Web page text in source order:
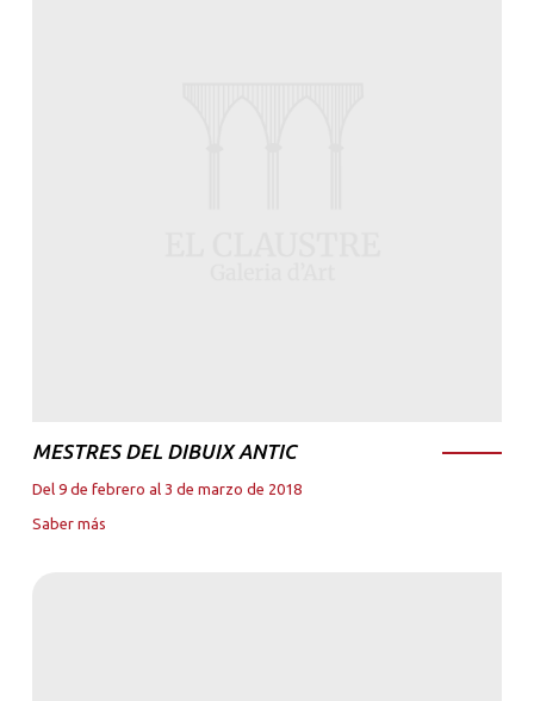
MESTRES DEL DIBUIX ANTIC
Del 9 de febrero al 3 de marzo de 2018
Saber más